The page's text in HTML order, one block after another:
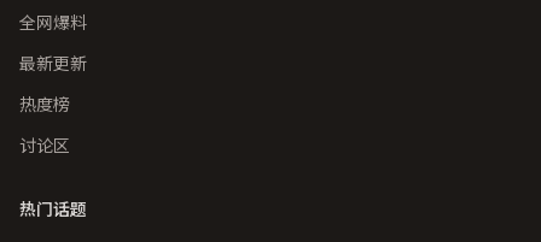
全网爆料
最新更新
热度榜
讨论区
热门话题